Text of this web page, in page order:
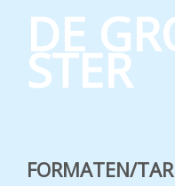
DE
STER
FORMATEN/